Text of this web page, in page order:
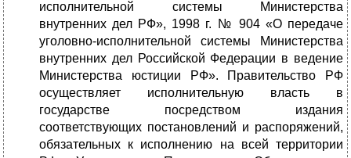
исполнительной системы Министерства
внутренних дел РФ», 1998 г. № 904 «О передаче
уголовно-исполнительной системы Министерства
внутренних дел Российской Федерации в ведение
Министерства юстиции РФ». Правительство РФ
осуществляет исполнительную власть в
государстве посредством издания
соответствующих постановлений и распоряжений,
обязательных к исполнению на всей территории